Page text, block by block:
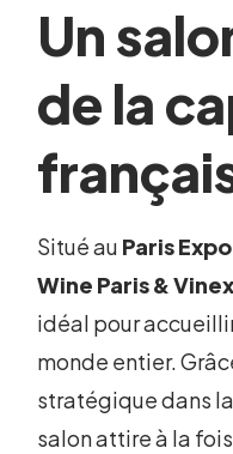
Un
de la
Situé au Paris
Wine Paris &
idéal pour
monde entier.
stratégique dans
salon attire à la